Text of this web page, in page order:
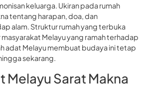
keluarga. Ukiran pada rumah
tentang harapan, doa, dan
alam. Struktur rumah yang terbuka
Melayu yang ramah terhadap
adat Melayu membuat budaya ini tetap
sekarang.
Melayu Sarat Makna